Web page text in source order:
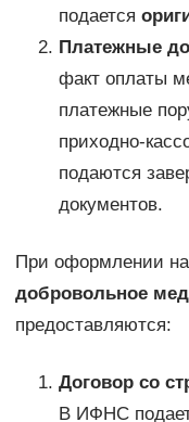
подается
Платежные
факт оплаты
платежные
приходно-
подаются
документов.
При оформлении
добровольное
предоставляются:
Договор со
В ИФНС